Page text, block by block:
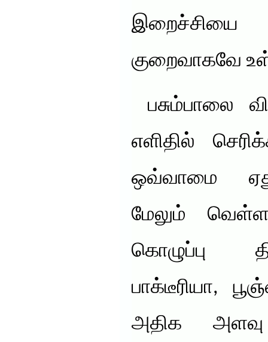
குறைவாகவே
பசும்பாலை
எளிதில்
ஒவ்வாமை
மேலும்
கொழுப்பு
பாக்டீரியா,
அதிக